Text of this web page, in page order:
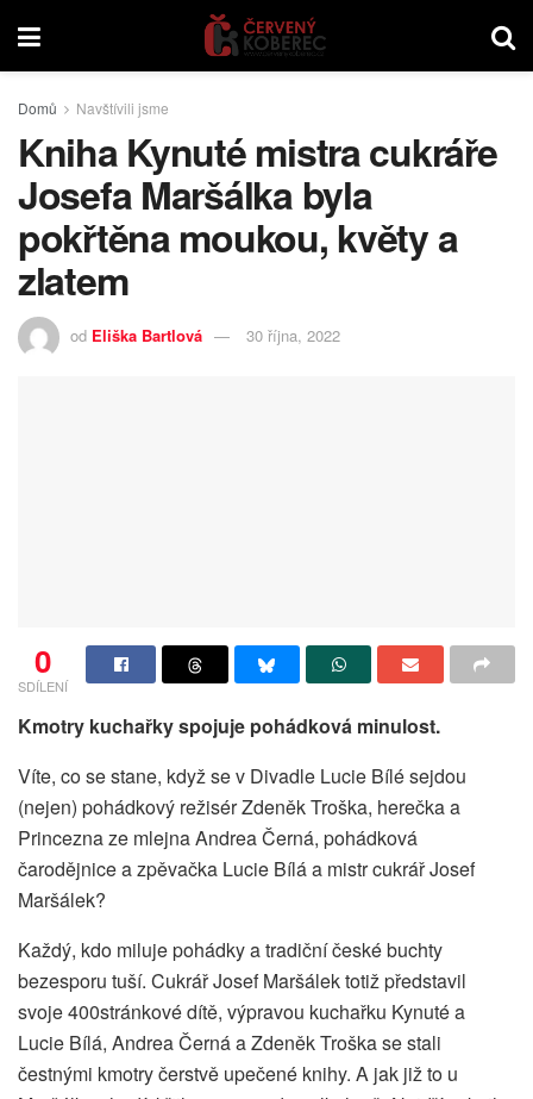
Domů Navštívili jsme
Kniha Kynuté mistra cukráře
Josefa Maršálka byla
pokřtěna moukou, květy a
zlatem
od Eliška Bartlová 30 října, 2022
0
SDÍLENÍ
Kmotry kuchařky spojuje pohádková minulost.
Víte, co se stane, když se v Divadle Lucie Bílé sejdou
(nejen) pohádkový režisér Zdeněk Troška, herečka a
Princezna ze mlejna Andrea Černá, pohádková
čarodějnice a zpěvačka Lucie Bílá a mistr cukrář Josef
Maršálek?
Každý, kdo miluje pohádky a tradiční české buchty
bezesporu tuší. Cukrář Josef Maršálek totiž představil
svoje 400stránkové dítě, výpravou kuchařku Kynuté a
Lucie Bílá, Andrea Černá a Zdeněk Troška se stali
čestnými kmotry čerstvě upečené knihy. A jak již to u